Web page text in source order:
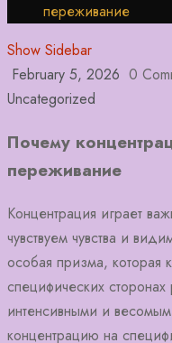
переживание
Show Sidebar
February 5, 2026 0
Uncategorized
Почему
переживание
Концентрация играет
чувствуем чувства и
особая призма, которая
специфических
интенсивными и
концентрацию на